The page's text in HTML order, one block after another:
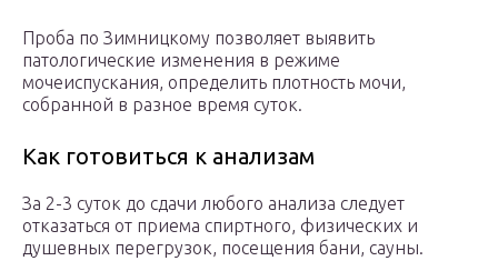
Проба по Зимницкому позволяет выявить
патологические изменения в режиме
мочеиспускания, определить плотность мочи,
собранной в разное время суток.
Как готовиться к анализам
За 2-3 суток до сдачи любого анализа следует
отказаться от приема спиртного, физических и
душевных перегрузок, посещения бани, сауны.